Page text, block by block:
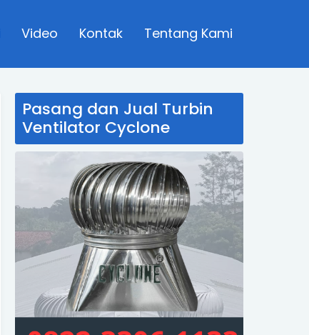
Video Kontak Tentang Kami
Pasang dan Jual Turbin
Ventilator Cyclone